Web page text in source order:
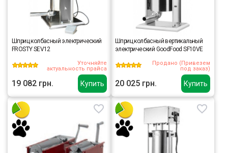
Купить
Шприц колбасный электрический
FROSTY SEV12
Уточняйте
актуальность прайса
19 082 грн. Купить
Шприц колбасный вертикальный
электрический GoodFood SF10VE
Продано (Привезем
под заказ)
20 025 грн.